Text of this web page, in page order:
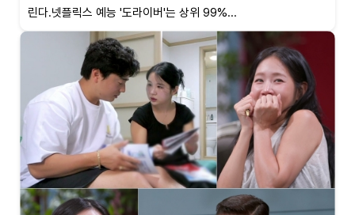
린다.넷플릭스 예능 '도라이버'는 상위 99%...